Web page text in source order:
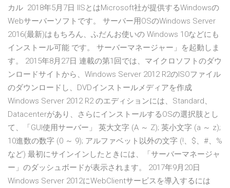
カル 2018年5月7日 IISとはMicrosoft社が提供するWindowsの
Webサーバーソフトです。 サーバー用OSのWindows Server
2016(最新)はもちろん、ふだんお使いの Windows 10などにも
インストール可能 です。 サーバーマネージャー」を起動しま
す。 2015年8月27日 連載の第1回では、マイクロソフトのダウ
ンロードサイトから、Windows Server 2012 R2のISOファイル
のダウンロードし、DVDインストールメディアを作成
Windows Server 2012 R2 のエディションには、Standard、
Datacenterがあり、さらにインストールするOSの選択肢とし
て、「GUI使用サーバー」 英大文字 (A ～ Z); 英小文字 (a ～ z);
10進数の数字 (0 ～ 9); アルファベット以外の文字 (!、$、#、%
など) 最初にサインインしたときには、「サーバーマネージャ
ー」のダッシュボードが表示されます。 2017年9月20日
Windows Server 2012にWebClientサービスを導入するには